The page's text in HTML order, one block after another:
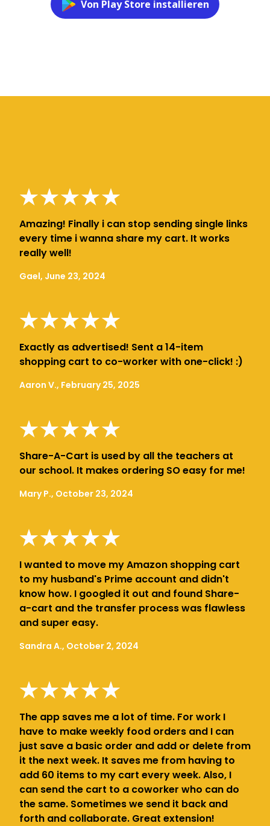
Von Play Store installieren
Amazing! Finally i can stop sending single links
every time i wanna share my cart. It works
really well!
Gael, June 23, 2024
Exactly as advertised! Sent a 14-item
shopping cart to co-worker with one-click! :)
Aaron V., February 25, 2025
Share-A-Cart is used by all the teachers at
our school. It makes ordering SO easy for me!
Mary P., October 23, 2024
I wanted to move my Amazon shopping cart
to my husband's Prime account and didn't
know how. I googled it out and found Share-
a-cart and the transfer process was flawless
and super easy.
Sandra A., October 2, 2024
The app saves me a lot of time. For work I
have to make weekly food orders and I can
just save a basic order and add or delete from
it the next week. It saves me from having to
add 60 items to my cart every week. Also, I
can send the cart to a coworker who can do
the same. Sometimes we send it back and
forth and collaborate. Great extension!